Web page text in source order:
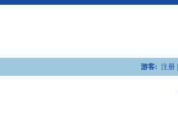
游客: 注册|